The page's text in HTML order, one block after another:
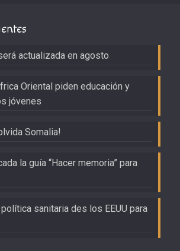
actualizada en agosto
Oriental piden educación y
jóvenes
Somalia!
la guía “Hacer memoria” para
sanitaria des los EEUU para